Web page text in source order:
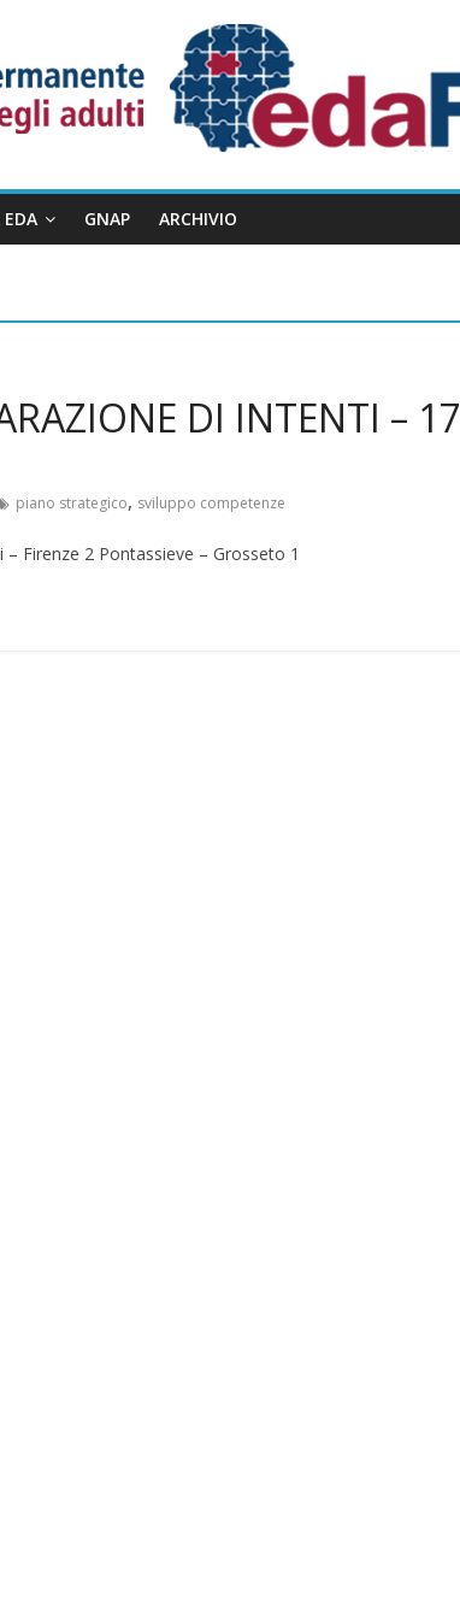
GNAP ARCHIVIO
DI INTENTI – 17
piano strategico, sviluppo competenze
Firenze 2 Pontassieve – Grosseto 1